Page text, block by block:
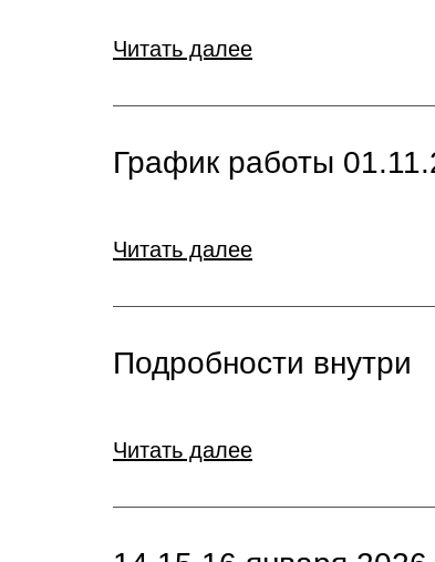
Читать далее
График работы
Читать далее
Подробности внутри
Читать далее